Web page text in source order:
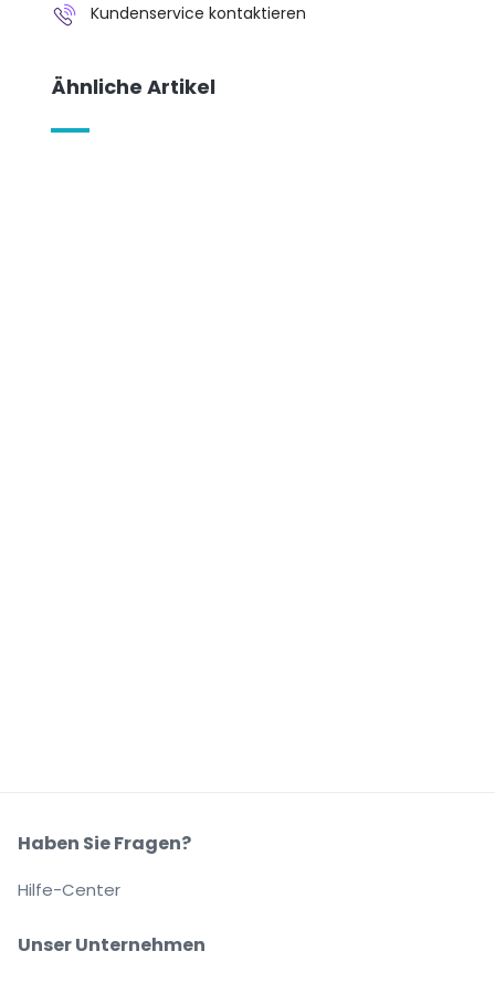
Kundenservice kontaktieren
Ähnliche Artikel
Unser Unternehmen
Haben Sie Fragen?
Hilfe-Center